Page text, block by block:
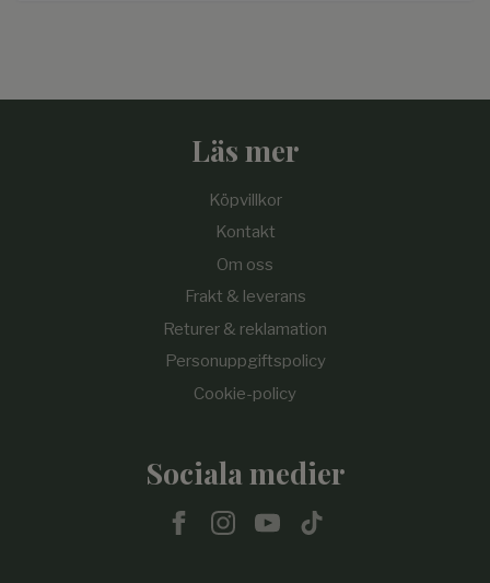
Läs mer
Köpvillkor
Kontakt
Om oss
Frakt & leverans
Returer & reklamation
Personuppgiftspolicy
Cookie-policy
Sociala medier